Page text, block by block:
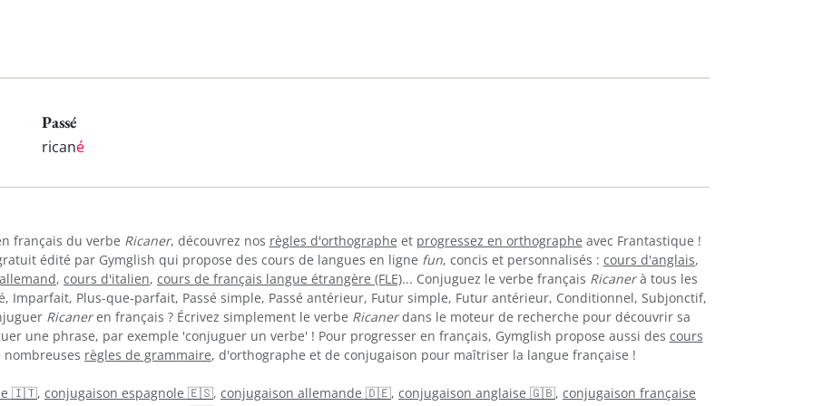
Passé
ricané
français du verbe Ricaner, découvrez nos règles d'orthographe et progressez en orthographe avec Frantastique !
édité par Gymglish qui propose des cours de langues en ligne fun, concis et personnalisés : cours d'anglais,
, cours d'italien, cours de français langue étrangère (FLE)... Conjuguez le verbe français Ricanerà tous les
Imparfait, Plus-que-parfait, Passé simple, Passé antérieur, Futur simple, Futur antérieur, Conditionnel, Subjonctif,
Ricaneren français ? Écrivez simplement le verbe Ricanerdans le moteur de recherche pour découvrir sa
une phrase, par exemple 'conjuguer un verbe' ! Pour progresser en français, Gymglish propose aussi des cours
règles de grammaire, d'orthographe et de conjugaison pour maîtriser la langue française !
🇮🇹, conjugaison espagnole 🇪🇸, conjugaison allemande 🇩🇪, conjugaison anglaise 🇬🇧, conjugaison française